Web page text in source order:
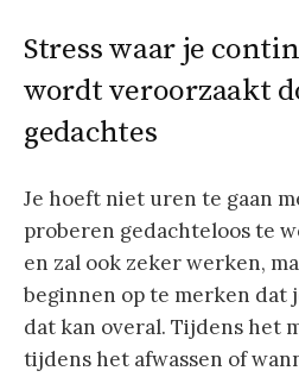
Stress waar je
wordt veroorzaakt
gedachtes
Je hoeft niet uren te gaan
proberen gedachteloos te
en zal ook zeker werken,
beginnen op te merken dat
dat kan overal. Tijdens het
tijdens het afwassen of